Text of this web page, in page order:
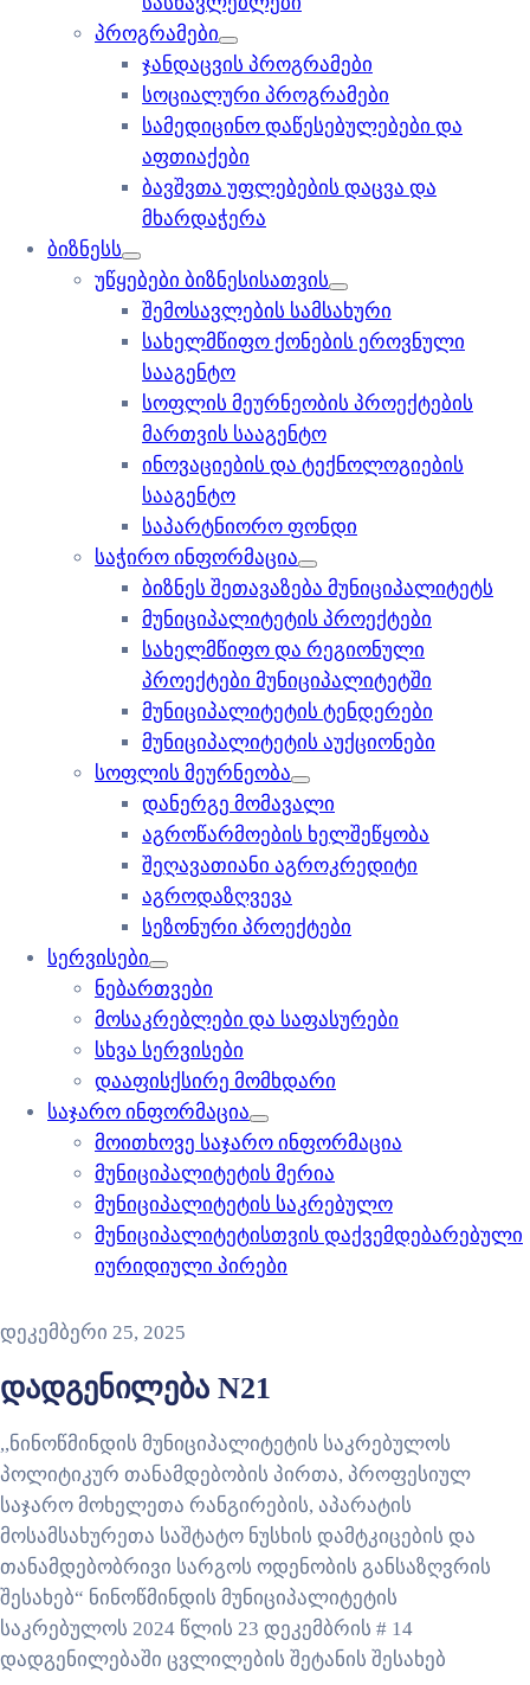
პროგრამები
ჯანდაცვის პროგრამები
სოციალური პროგრამები
სამედიცინო დაწესებულებები და
აფთიაქები
ბავშვთა უფლებების დაცვა და
მხარდაჭერა
ბიზნესს
უწყებები ბიზნესისათვის
შემოსავლების სამსახური
სახელმწიფო ქონების ეროვნული
სააგენტო
სოფლის მეურნეობის პროექტების
მართვის სააგენტო
ინოვაციების და ტექნოლოგიების
სააგენტო
საპარტნიორო ფონდი
საჭირო ინფორმაცია
ბიზნეს შეთავაზება მუნიციპალიტეტს
მუნიციპალიტეტის პროექტები
სახელმწიფო და რეგიონული
პროექტები მუნიციპალიტეტში
მუნიციპალიტეტის ტენდერები
მუნიციპალიტეტის აუქციონები
სოფლის მეურნეობა
დანერგე მომავალი
აგროწარმოების ხელშეწყობა
შეღავათიანი აგროკრედიტი
აგროდაზღვევა
სეზონური პროექტები
სერვისები
ნებართვები
მოსაკრებლები და საფასურები
სხვა სერვისები
დააფისქსირე მომხდარი
საჯარო ინფორმაცია
მოითხოვე საჯარო ინფორმაცია
მუნიციპალიტეტის მერია
მუნიციპალიტეტის საკრებულო
მუნიციპალიტეტისთვის დაქვემდებარებული
იურიდიული პირები
დეკემბერი 25, 2025
დადგენილება N21
,,ნინოწმინდის მუნიციპალიტეტის საკრებულოს
პოლიტიკურ თანამდებობის პირთა, პროფესიულ
საჯარო მოხელეთა რანგირების, აპარატის
მოსამსახურეთა საშტატო ნუსხის დამტკიცების და
თანამდებობრივი სარგოს ოდენობის განსაზღვრის
შესახებ“ ნინოწმინდის მუნიციპალიტეტის
საკრებულოს 2024 წლის 23 დეკემბრის # 14
დადგენილებაში ცვლილების შეტანის შესახებ